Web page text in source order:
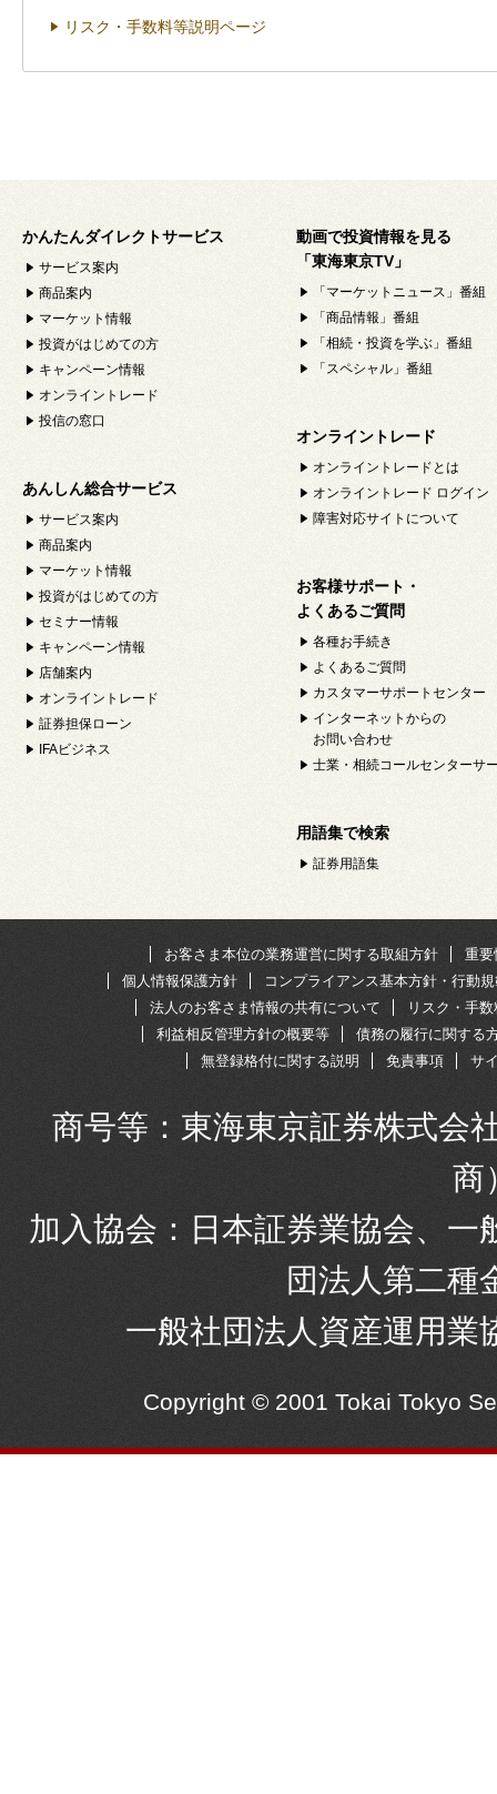
リスク・手数料等説明ページ
かんたんダイレクトサービス
サービス案内
商品案内
マーケット情報
投資がはじめての方
キャンペーン情報
オンライントレード
投信の窓口
あんしん総合サービス
サービス案内
商品案内
マーケット情報
投資がはじめての方
セミナー情報
キャンペーン情報
店舗案内
オンライントレード
証券担保ローン
IFAビジネス
動画で投資情報を見る
「東海東京TV」
「マーケットニュース」番組
「商品情報」番組
「相続・投資を学ぶ」番組
「スペシャル」番組
オンライントレード
オンライントレードとは
オンライントレード ログイン
障害対応サイトについて
お客様サポート・
よくあるご質問
各種お手続き
よくあるご質問
カスタマーサポートセンター
インターネットからの
お問い合わせ
士業・相続コールセンターサ
用語集で検索
証券用語集
お客さま本位の業務運営に関する取組方針
重要
個人情報保護方針
コンプライアンス基本方針・行動
法人のお客さま情報の共有について
リスク・手
利益相反管理方針の概要等
債務の履行に関する
無登録格付に関する説明
免責事項 サ
商号等：東海東京証券株式会
商
加入協会：日本証券業協会、
団法人第二種
一般社団法人資産運用業
Copyright © 2001 Tokai Tokyo